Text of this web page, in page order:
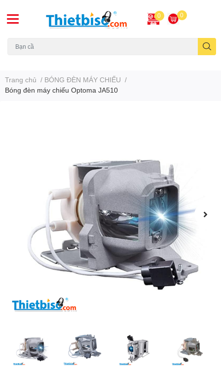
0 0
Trang chủ / BÓNG ĐÈN MÁY CHIẾU /
Bóng đèn máy chiếu Optoma JA510